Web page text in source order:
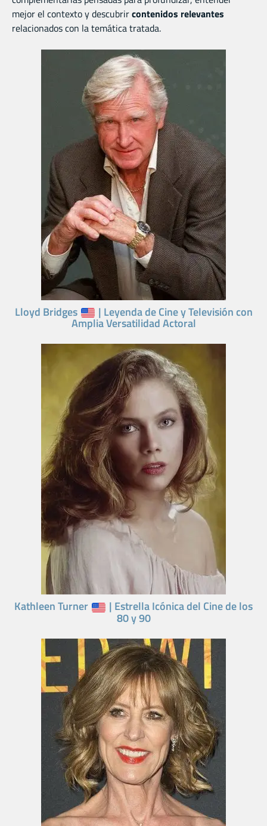
mejor el contexto y descubrircontenidos relevantes
relacionados con la temática tratada.
Lloyd Bridges | Leyenda de Cine y Televisión con
Amplia Versatilidad Actoral
Kathleen Turner | Estrella Icónica del Cine de los
80 y 90